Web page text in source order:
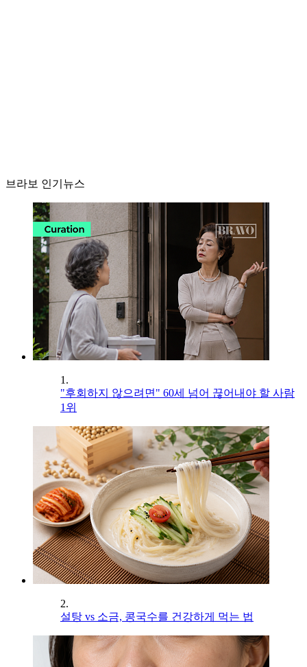
브라보 인기뉴스
1.
"후회하지 않으려면" 60세 넘어 끊어내야 할 사람
1위
2.
설탕 vs 소금, 콩국수를 건강하게 먹는 법